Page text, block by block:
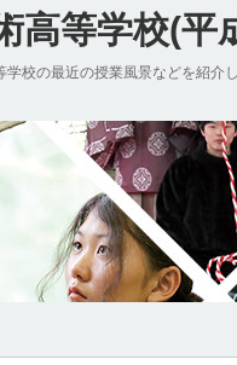
高等学校(
校の最近の授業風景などを紹